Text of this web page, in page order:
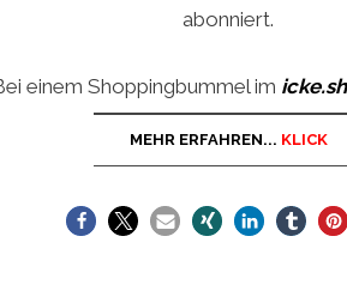
abonniert.
einem Shoppingbummel im
MEHR ERFAHREN... KLICK